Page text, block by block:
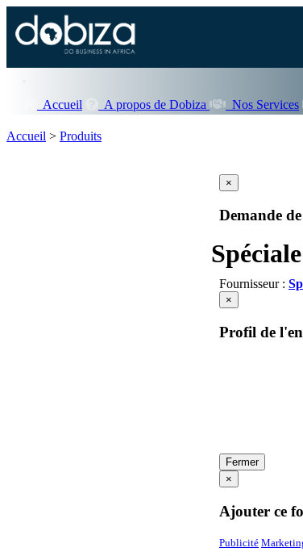
Accueil A propos de Dobiza Nos Services
Accueil > Produits
×
Demande
Fournisseur :
×
Profil de
Fermer
×
Ajouter ce
Publicité